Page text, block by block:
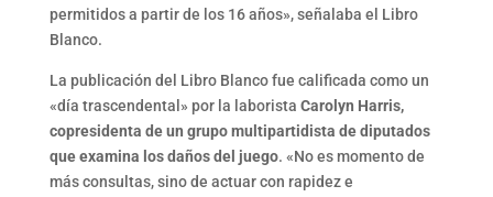
permitidos a partir de los 16 años», señalaba el Libro
Blanco.
La publicación del Libro Blanco fue calificada como un
«día trascendental» por la laborista Carolyn Harris,
copresidenta de un grupo multipartidista de diputados
que examina los daños del juego. «No es momento de
más consultas, sino de actuar con rapidez e